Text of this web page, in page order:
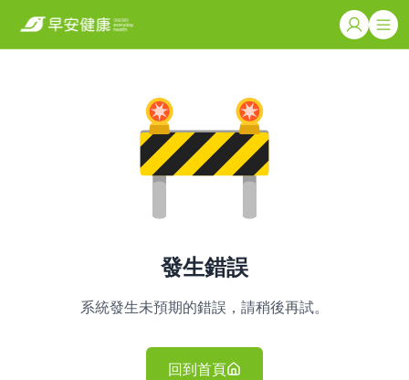
發生錯誤
系統發生未預期的錯誤，請稍後再試。
回到首頁